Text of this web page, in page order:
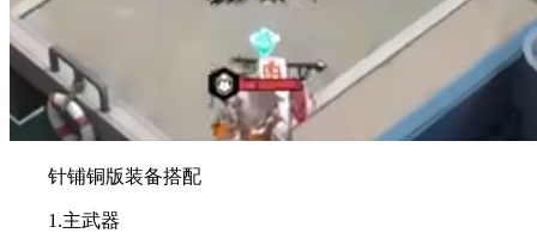
针铺铜版装备搭配
1.主武器